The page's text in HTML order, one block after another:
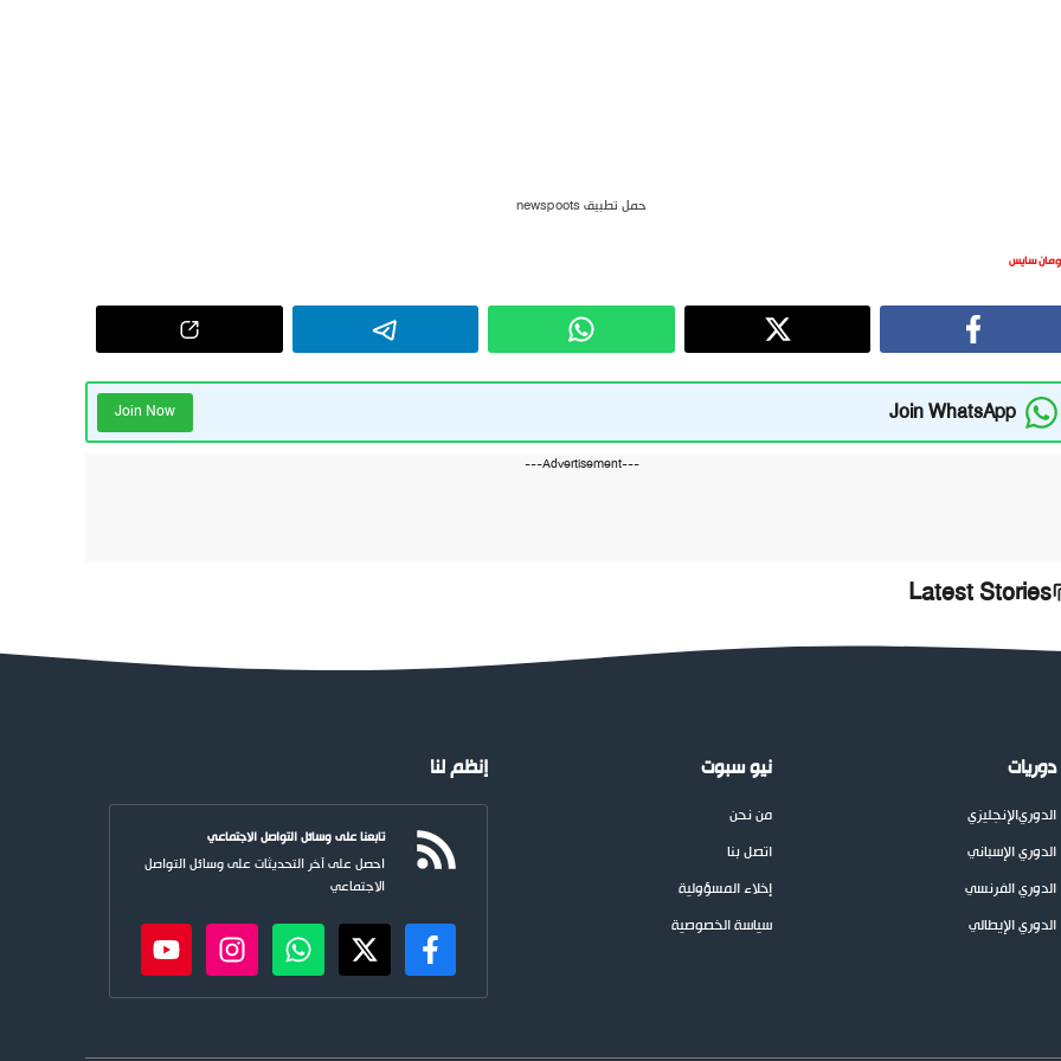
حمل تطبيق newspoots
سايس
Join WhatsApp
Join Now
---Advertisement---
Latest Stories
دوريات
الدوريالإنجليزي
الدوري الإسباني
الدوري الفرنسي
الدوري الإيطالي
نيو سبوت
من نحن
اتصل بنا
إخلاء المسؤولية
سياسة الخصوصية
إنظم لنا
تابعنا على وسائل التواصل الاجتماعي
احصل على آخر التحديثات على وسائل التواصل
الاجتماعي